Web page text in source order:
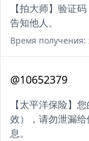
【拍大师】验证
告知他人。
Время получения:
@10652379
【太平洋保险】
效），请勿泄漏
息。